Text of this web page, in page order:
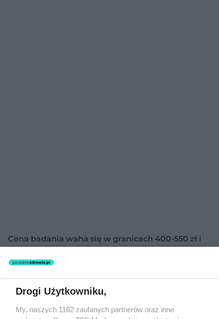
Cena badania waha się w granicach 400-550 zł i
Marker powierzchniowy CD57 jest białkiem, które
występuje na powierzchni komórek układu
Drogi Użytkowniku,
My, naszych 1162 zaufanych partnerów oraz inne